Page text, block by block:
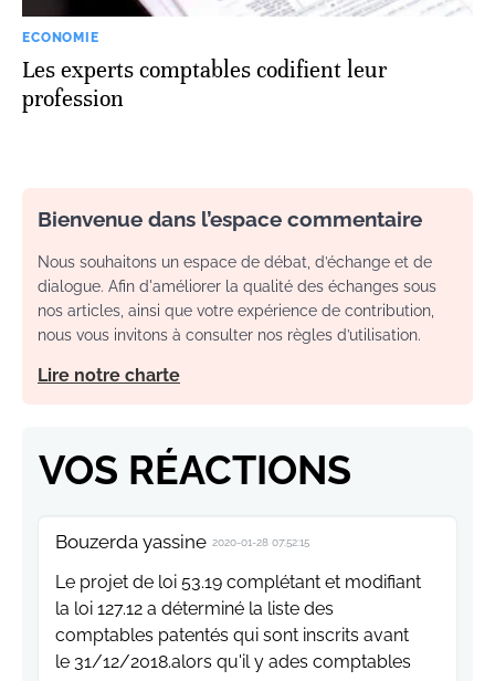
ECONOMIE
Les experts comptables codifient leur
profession
Bienvenue dans l’espace commentaire
Nous souhaitons un espace de débat, d’échange et de
dialogue. Afin d'améliorer la qualité des échanges sous
nos articles, ainsi que votre expérience de contribution,
nous vous invitons à consulter nos règles d’utilisation.
Lire notre charte
VOS RÉACTIONS
Bouzerda yassine 2020-01-28 07:52:15
Le projet de loi 53.19 complétant et modifiant
la loi 127.12 a déterminé la liste des
comptables patentés qui sont inscrits avant
le 31/12/2018.alors qu'il y ades comptables